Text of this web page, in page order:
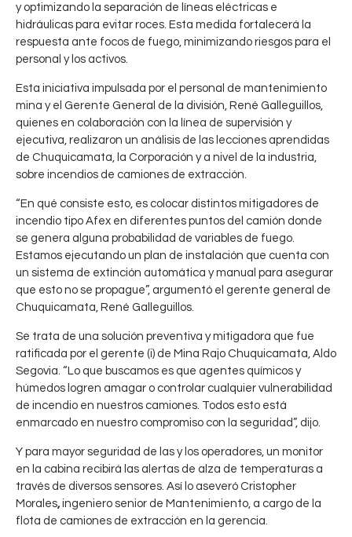
y optimizando la separación de líneas eléctricas e
hidráulicas para evitar roces. Esta medida fortalecerá la
respuesta ante focos de fuego, minimizando riesgos para el
personal y los activos.
Esta iniciativa impulsada por el personal de mantenimiento
mina y el Gerente General de la división, René Galleguillos,
quienes en colaboración con la línea de supervisión y
ejecutiva, realizaron un análisis de las lecciones aprendidas
de Chuquicamata, la Corporación y a nivel de la industria,
sobre incendios de camiones de extracción.
“En qué consiste esto, es colocar distintos mitigadores de
incendio tipo Afex en diferentes puntos del camión donde
se genera alguna probabilidad de variables de fuego.
Estamos ejecutando un plan de instalación que cuenta con
un sistema de extinción automática y manual para asegurar
que esto no se propague”, argumentó el gerente general de
Chuquicamata, René Galleguillos.
Se trata de una solución preventiva y mitigadora que fue
ratificada por el gerente (i) de Mina Rajo Chuquicamata, Aldo
Segovia. “Lo que buscamos es que agentes químicos y
húmedos logren amagar o controlar cualquier vulnerabilidad
de incendio en nuestros camiones. Todos esto está
enmarcado en nuestro compromiso con la seguridad”, dijo.
Y para mayor seguridad de las y los operadores, un monitor
en la cabina recibirá las alertas de alza de temperaturas a
través de diversos sensores. Así lo aseveró Cristopher
Morales, ingeniero senior de Mantenimiento, a cargo de la
flota de camiones de extracción en la gerencia.